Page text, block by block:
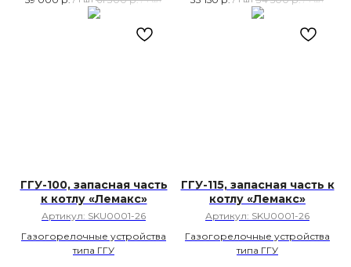
ГГУ-100, запасная часть
к котлу «Лемакс»
Артикул: SKU0001-26
Газогорелочные устройства
типа ГГУ
ГГУ-115, запасная часть к
котлу «Лемакс»
Артикул: SKU0001-26
Газогорелочные устройства
типа ГГУ